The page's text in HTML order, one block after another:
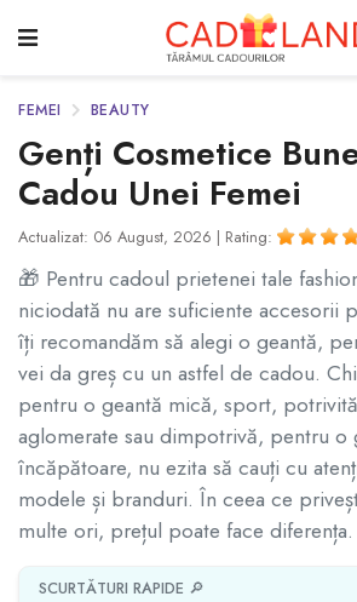
FEMEI BEAUTY
Genți Cosmetice
Cadou Unei Femei
Actualizat: 06 August, 2026 | Rating:
🎁 Pentru cadoul prietenei tale
niciodată nu are suficiente accesorii
îți recomandăm să alegi o geantă,
vei da greș cu un astfel de cadou.
pentru o geantă mică, sport,
aglomerate sau dimpotrivă, pentru o
încăpătoare, nu ezita să cauți cu
modele și branduri. În ceea ce
multe ori, prețul poate face diferența.
SCURTĂTURI RAPIDE 🔎